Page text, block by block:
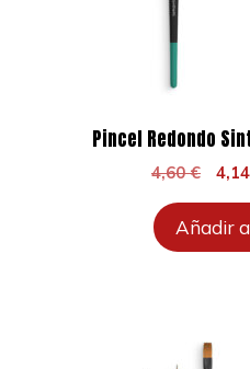
Pincel Redondo
4,60€
El
era:
4,14
Añadir